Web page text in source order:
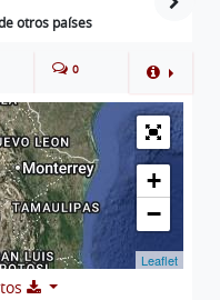
otros países
0
+
−
Leaflet